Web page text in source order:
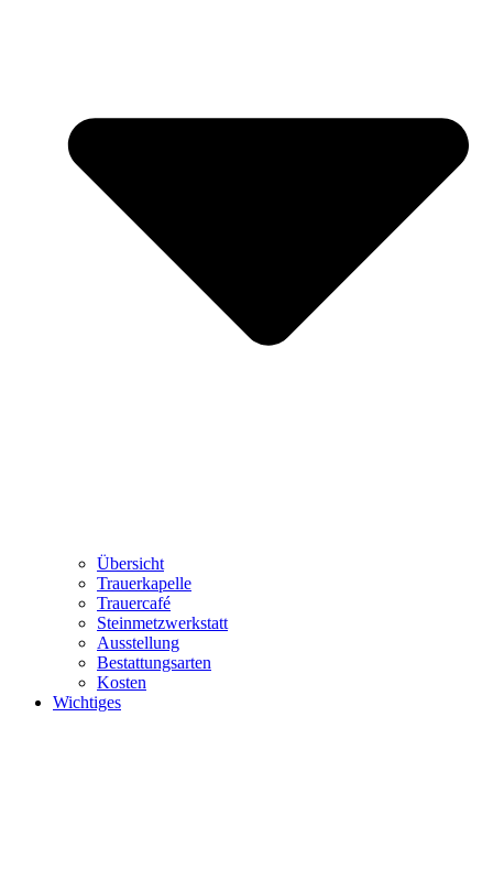
Übersicht
Trauerkapelle
Trauercafé
Steinmetzwerkstatt
Ausstellung
Bestattungsarten
Kosten
Wichtiges